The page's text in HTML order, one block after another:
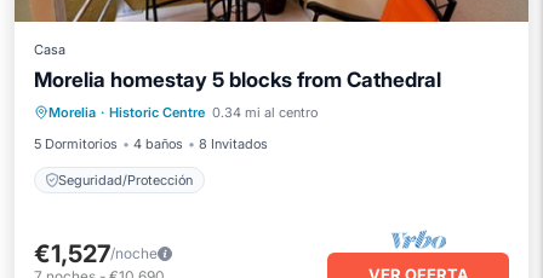
Casa
Morelia homestay 5 blocks from Cathedral
Morelia · Historic Centre 0.34 mi al centro
5 Dormitorios
4 baños 8 Invitados
Seguridad/Protección
Seguridad/Protección
€1,527/noche